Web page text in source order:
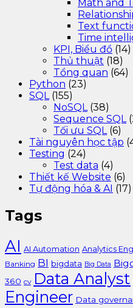
Math and
Text
Time
KPI, Biểu đồ (14)
Thủ thuật (18)
Tổng quan (64)
Python (23)
SQL(155)
NoSQL(38)
Sequence SQL
Tối ưu SQL(6)
Tài nguyên học tập
Testing (24)
Test data (4)
Thiết kế Website (6)
Tự động hóa & AI (17)
Tags
AI AI Automation Analytics
Banking BI bigdata Big Data
360 cv Data Analyst
Engineer Data